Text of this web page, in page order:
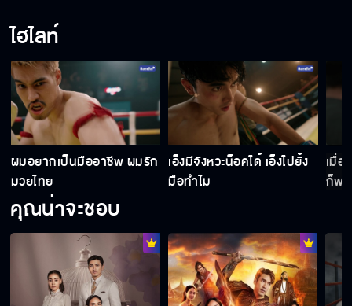
ไฮไลท์
ผมอยากเป็นมืออาชีพ ผมรัก
มวยไทย
เอ็งมีจังหวะน็อคได้ เอ็งไปยั้ง
มือทำไม
เมื่อ
ก็พอ
คุณน่าจะชอบ